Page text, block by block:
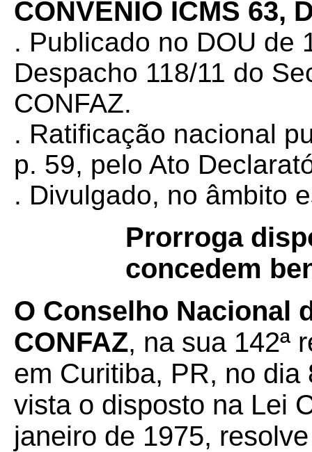
CONVÊNIO ICMS 63,
. Publicado no DOU de
Despacho 118/11 do
CONFAZ.
. Ratificação nacional
p. 59, pelo Ato
. Divulgado, no âmbito
Prorroga
concedem
O Conselho Nacional
CONFAZ, na sua 142ª
em Curitiba, PR, no dia
vista o disposto na Lei
janeiro de 1975,